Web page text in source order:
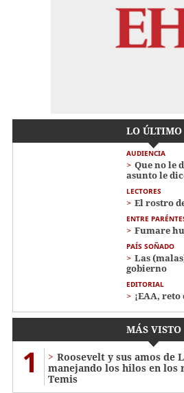
LO ÚLTIMO
AUDIENCIA
Que no le
asunto le
LECTORES
El rostro
ENTRE
Fumare
PAÍS SOÑADO
Las
gobierno
EDITORIAL
¡EAA,
MÁS VISTO
1
Roosevelt y sus amos de
manejando los hilos en los
Temis